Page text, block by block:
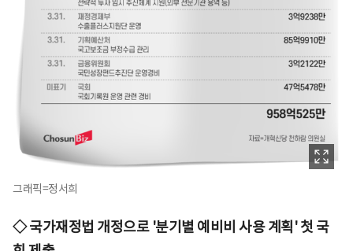
그래픽=정서희
◇ 국가재정법 개정으로 '분기별 예비비 사용 계획' 첫 국